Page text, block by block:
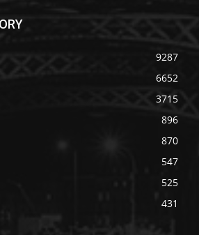
9287
6652
3715
896
870
547
525
431